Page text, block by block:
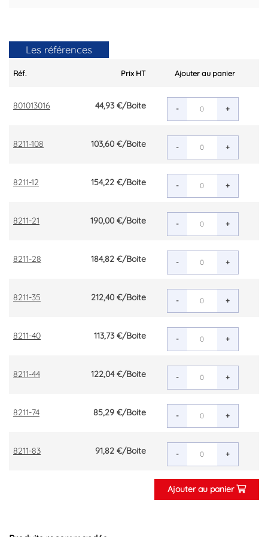
Les références
Réf. Prix HT Ajouter au panier
801013016 44,93 €/Boite - +
8211-108 103,60 €/Boite - +
8211-12 154,22 €/Boite - +
8211-21 190,00 €/Boite - +
8211-28 184,82 €/Boite - +
8211-35 212,40 €/Boite - +
8211-40 113,73 €/Boite - +
8211-44 122,04 €/Boite - +
8211-74 85,29 €/Boite - +
8211-83 91,82 €/Boite - +
Ajouter au panier